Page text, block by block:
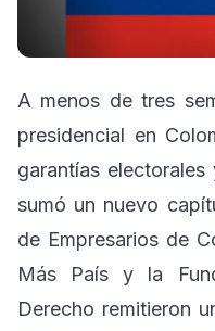
A menos de tres
presidencial en
garantías
sumó un nuevo
de Empresarios de
Más País y la
Derecho remitieron